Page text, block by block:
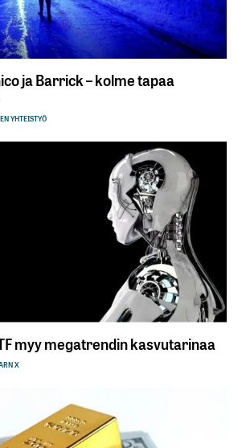
ja Barrick – kolme tapaa
YHTEISTYÖ
myy megatrendin kasvutarinaa
X